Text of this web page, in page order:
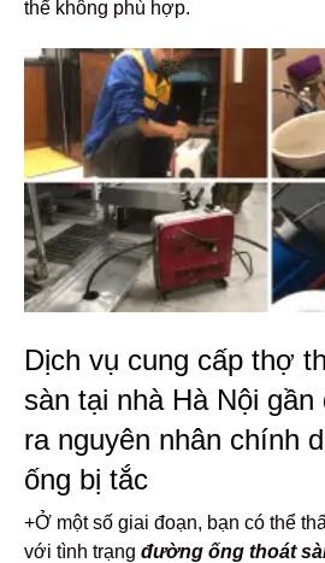
thể không phù hợp.
Dịch vụ cung cấp thợ
sàn tại nhà Hà Nội gần
ra nguyên nhân chính
ống bị tắc
+Ở một số giai đoạn, bạn có thể
với tình trạng đường ống thoát